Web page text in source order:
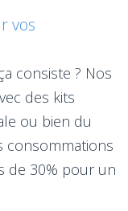
vos
consiste ? Nos
des kits
ou bien du
consommations
de 30% pour un